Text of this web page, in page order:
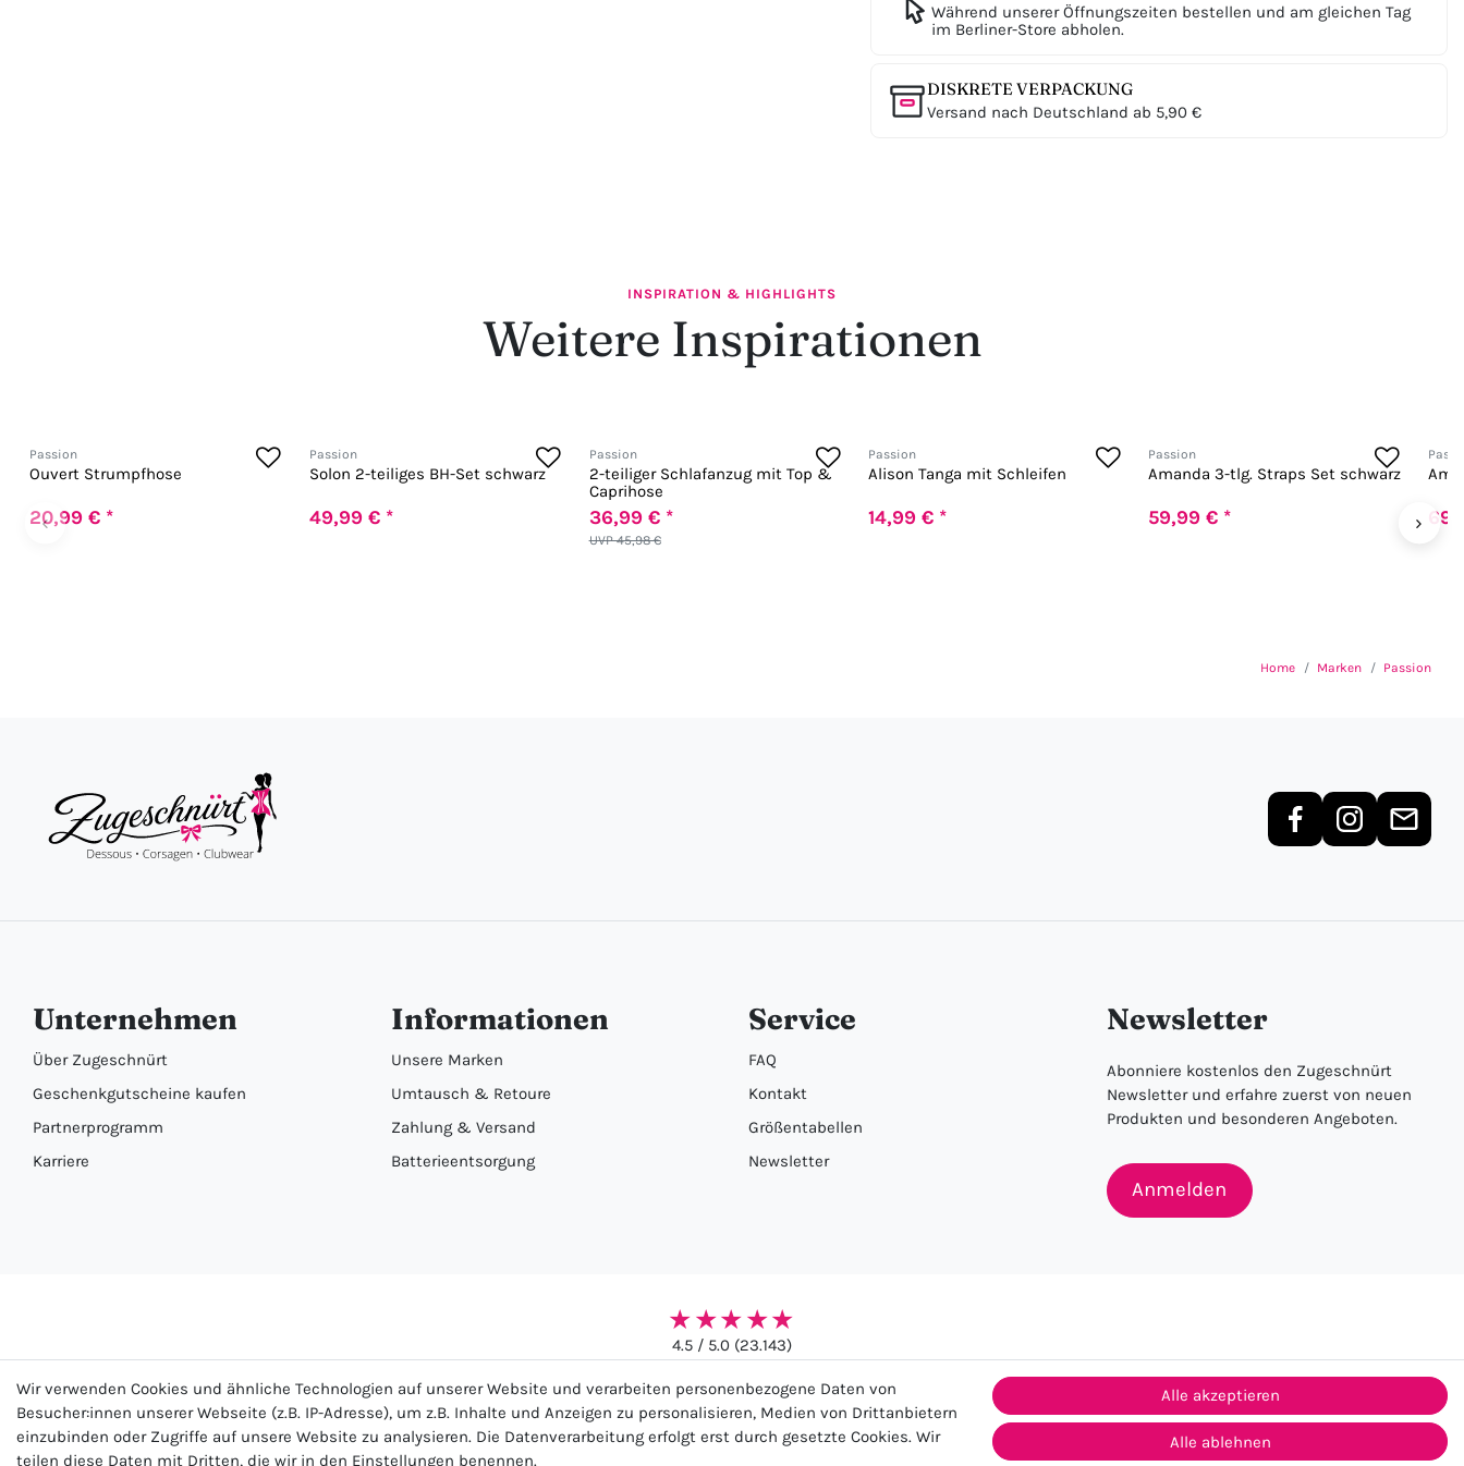
Während unserer Öffnungszeiten bestellen und am gleichen Tag
im Berliner-Store abholen.
DISKRETE VERPACKUNG
Versand nach Deutschland ab 5,90 €
INSPIRATION & HIGHLIGHTS
Weitere Inspirationen
‹
Passion
Ouvert Strumpfhose
20,99 € *
Passion
Solon 2-teiliges BH-Set schwarz
49,99 € *
Passion
2-teiliger Schlafanzug mit Top &
Caprihose
UVP 45,98 €
36,99 € *
Passion
Alison Tanga mit Schleifen
14,99 € *
Passion
Amanda 3-tlg. Straps Set schwarz
59,99 € * ›
Home Marken Passion
Unternehmen
Über Zugeschnürt
Geschenkgutscheine kaufen
Partnerprogramm
Karriere
Informationen
Unsere Marken
Umtausch & Retoure
Zahlung & Versand
Batterieentsorgung
Service
FAQ
Kontakt
Größentabellen
Newsletter
Newsletter
Abonniere kostenlos den Zugeschnürt
Newsletter und erfahre zuerst von neuen
Produkten und besonderen Angeboten.
Anmelden
★★★★★
4.5 / 5.0 (23.143)
Wir verwenden Cookies und ähnliche Technologien auf unserer Website und verarbeiten personenbezogene Daten von
Besucher:innen unserer Webseite (z.B. IP-Adresse), um z.B. Inhalte und Anzeigen zu personalisieren, Medien von Drittanbietern
einzubinden oder Zugriffe auf unsere Website zu analysieren. Die Datenverarbeitung erfolgt erst durch gesetzte Cookies. Wir
teilen diese Daten mit Dritten, die wir in den Einstellungen benennen.
Alle akzeptieren
Alle ablehnen